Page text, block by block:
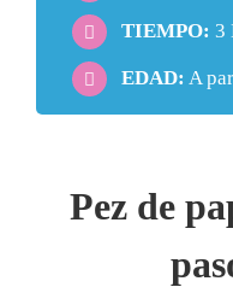
TIEMPO: 3
EDAD: A
Pez de